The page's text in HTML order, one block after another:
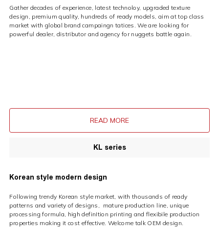
Gather decades of experience, latest technoloy, upgraded texture
design, premium quality, hundreds of ready models, aim at top class
market with global brand campaingn tatices. We are looking for
powerful dealer, distributor and agency for nuggets battle again.
READ MORE
KL series
Korean style modern design
Following trendy Korean style market, with thousands of ready
patterns and variety of designs, mature production line, unique
processing formula, high definItion printing and flexibile production
properties making it cost effective. Welcome talk OEM design.